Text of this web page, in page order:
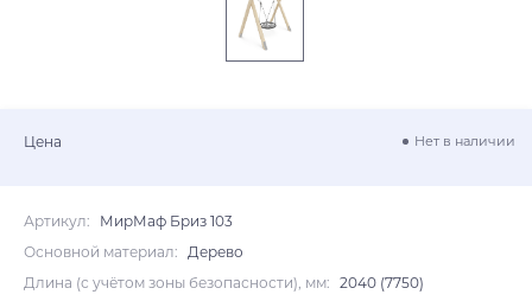
Цена Нет в наличии
Артикул:
МирМаф Бриз 103
Основной материал: Дерево
Длина (с учётом зоны безопасности), мм: 2040 (7750)